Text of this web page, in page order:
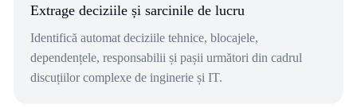
Extrage deciziile și sarcinile de lucru
Identifică automat deciziile tehnice, blocajele,
dependențele, responsabilii și pașii următori din cadrul
discuțiilor complexe de inginerie și IT.